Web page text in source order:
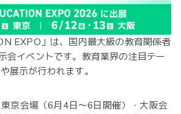
EXPO」は、国内最大級の教育関係者
会イベントです。教育業界の注目テー
展示が行われます。
京会場（6月4日～6日開催）・大阪会